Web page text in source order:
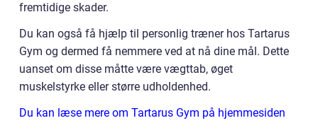
fremtidige skader.
Du kan også få hjælp til personlig træner hos Tartarus
Gym og dermed få nemmere ved at nå dine mål. Dette
uanset om disse måtte være vægttab, øget
muskelstyrke eller større udholdenhed.
Du kan læse mere om Tartarus Gym på hjemmesiden